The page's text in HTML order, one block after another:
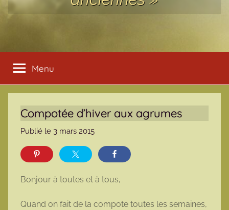
Menu
Compotée d’hiver aux agrumes
Publié le 3 mars 2015
a
Bonjour à toutes et à tous,
Quand on fait de la compote toutes les semaines,